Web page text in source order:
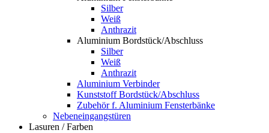
Silber
Weiß
Anthrazit
Aluminium Bordstück/Abschluss
Silber
Weiß
Anthrazit
Aluminium Verbinder
Kunststoff Bordstück/Abschluss
Zubehör f. Aluminium Fensterbänke
Nebeneingangstüren
Lasuren / Farben